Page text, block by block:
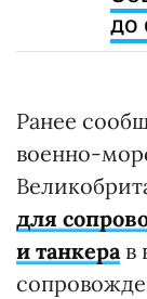
до
Ранее
военно-
для
и танкерав